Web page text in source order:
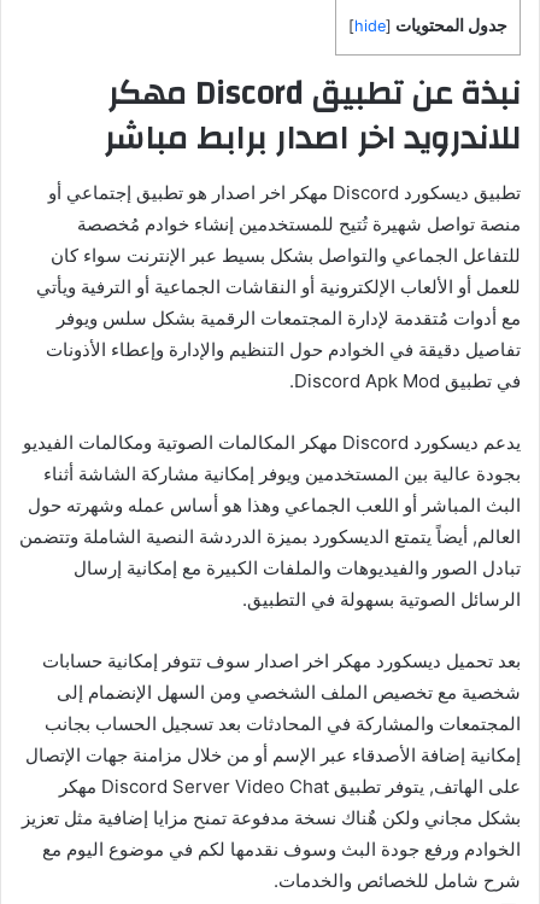
جدول المحتويات [
hide
]
نبذة عن تطبيق Discord مهكر
للاندرويد اخر اصدار برابط مباشر
تطبيق ديسكورد Discord مهكر اخر اصدار هو تطبيق إجتماعي أو
منصة تواصل شهيرة تُتيح للمستخدمين إنشاء خوادم مُخصصة
للتفاعل الجماعي والتواصل بشكل بسيط عبر الإنترنت سواء كان
للعمل أو الألعاب الإلكترونية أو النقاشات الجماعية أو الترفية ويأتي
مع أدوات مُتقدمة لإدارة المجتمعات الرقمية بشكل سلس ويوفر
تفاصيل دقيقة في الخوادم حول التنظيم والإدارة وإعطاء الأذونات
في تطبيق Discord Apk Mod.
يدعم ديسكورد Discord مهكر المكالمات الصوتية ومكالمات الفيديو
بجودة عالية بين المستخدمين ويوفر إمكانية مشاركة الشاشة أثناء
البث المباشر أو اللعب الجماعي وهذا هو أساس عمله وشهرته حول
العالم, أيضاً يتمتع الديسكورد بميزة الدردشة النصية الشاملة وتتضمن
تبادل الصور والفيديوهات والملفات الكبيرة مع إمكانية إرسال
الرسائل الصوتية بسهولة في التطبيق.
بعد تحميل ديسكورد مهكر اخر اصدار سوف تتوفر إمكانية حسابات
شخصية مع تخصيص الملف الشخصي ومن السهل الإنضمام إلى
المجتمعات والمشاركة في المحادثات بعد تسجيل الحساب بجانب
إمكانية إضافة الأصدقاء عبر الإسم أو من خلال مزامنة جهات الإتصال
على الهاتف, يتوفر تطبيق Discord Server Video Chat مهكر
بشكل مجاني ولكن هٌناك نسخة مدفوعة تمنح مزايا إضافية مثل تعزيز
الخوادم ورفع جودة البث وسوف نقدمها لكم في موضوع اليوم مع
شرح شامل للخصائص والخدمات.